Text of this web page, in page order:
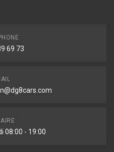
69 73
08:00 - 19:00